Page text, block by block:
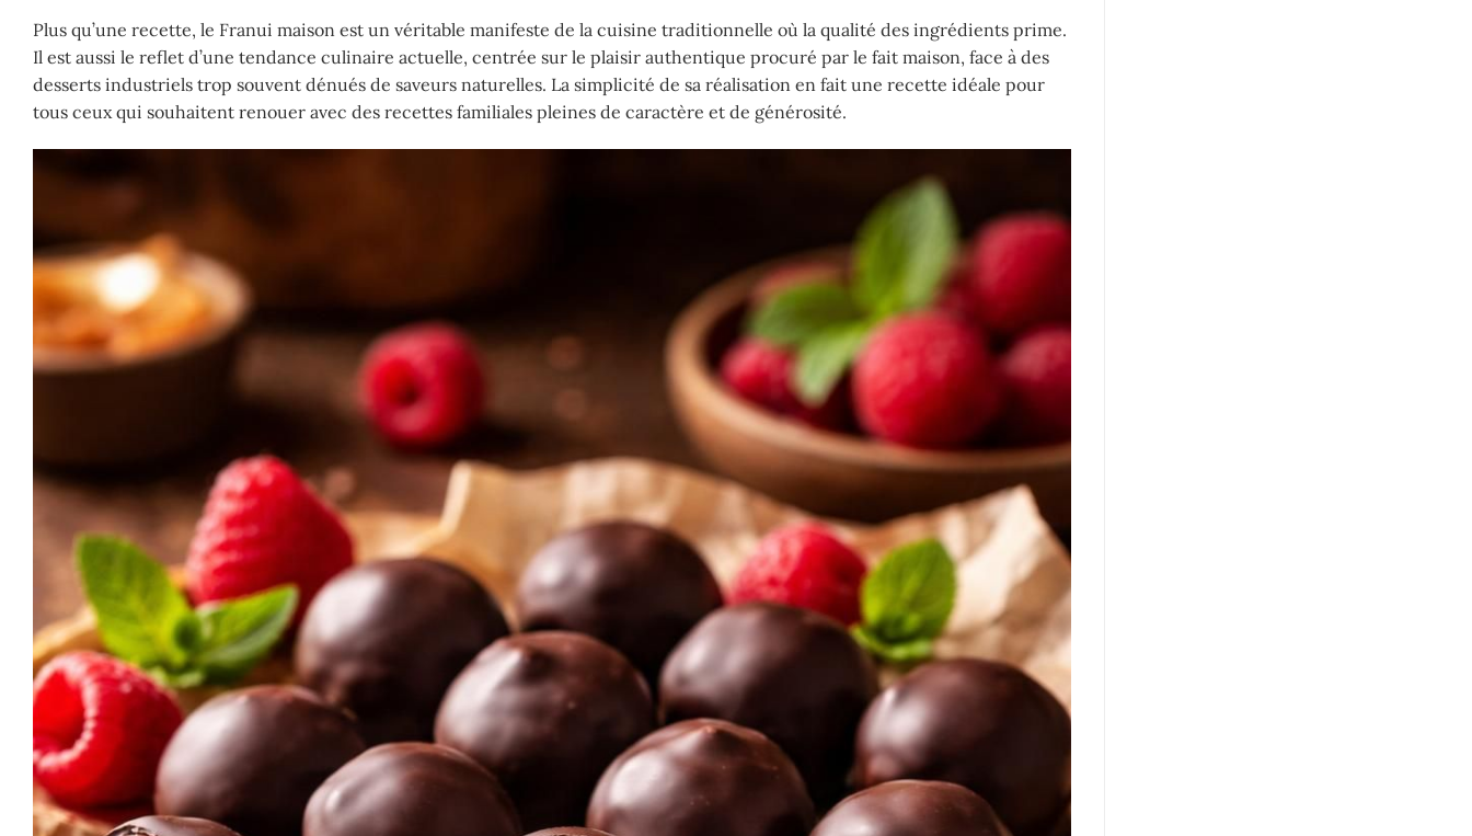
Plus qu’une recette, le Franui maison est un véritable manifeste de la cuisine traditionnelle où la qualité des ingrédients prime.
Il est aussi le reflet d’une tendance culinaire actuelle, centrée sur le plaisir authentique procuré par le fait maison, face à des
desserts industriels trop souvent dénués de saveurs naturelles. La simplicité de sa réalisation en fait une recette idéale pour
tous ceux qui souhaitent renouer avec des recettes familiales pleines de caractère et de générosité.